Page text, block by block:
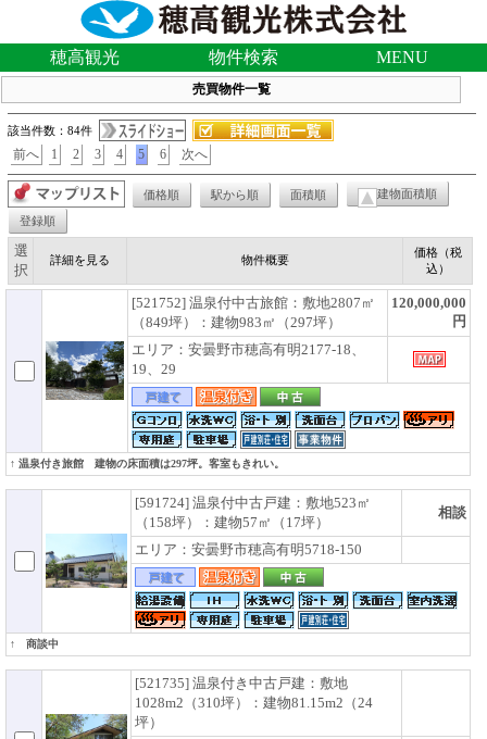
穂高観光 物件検索 MENU
売買物件一覧
該当件数：84件
前へ 1 2 3 4 5 6 次へ
価格順 駅から順 面積順 建物面積順
登録順
選
択
詳細を見る 物件概要
価格（税
込）
[521752] 温泉付中古旅館：敷地2807㎡
（849坪）：建物983㎡（297坪）
120,000,000
円
エリア：安曇野市穂高有明2177-18、
19、29
↑ 温泉付き旅館 建物の床面積は297坪。客室もきれい。
[591724] 温泉付中古戸建：敷地523㎡
（158坪）：建物57㎡（17坪）
相談
エリア：安曇野市穂高有明5718-150
↑ 商談中
[521735] 温泉付き中古戸建：敷地
1028m2（310坪）：建物81.15m2（24
坪）